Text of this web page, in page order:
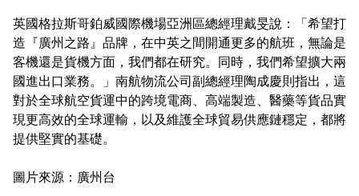
英國格拉斯哥鉑威國際機場亞洲區總經理戴旻說：「希望打
造『廣州之路』品牌，在中英之間開通更多的航班，無論是
客機還是貨機方面，我們都在研究。同時，我們希望擴大兩
國進出口業務。」南航物流公司副總經理陶成慶則指出，這
對於全球航空貨運中的跨境電商、高端製造、醫藥等貨品實
現更高效的全球運輸，以及維護全球貿易供應鏈穩定，都將
提供堅實的基礎。
圖片來源：廣州台